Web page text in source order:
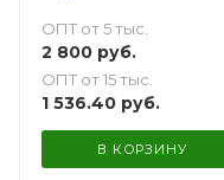
ОПТ от 5 тыс.
2 800 руб.
ОПТ от 15 тыс.
1 536.40 руб.
В КОРЗИНУ